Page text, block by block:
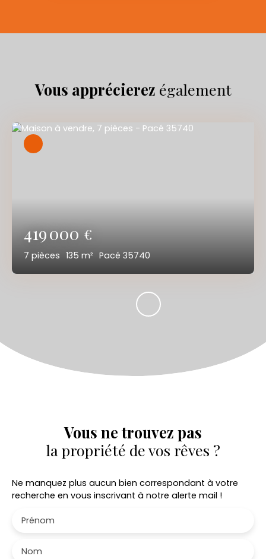
Vous apprécierez également
419 000€
7 pièces 135 m² Pacé 35740
Vous ne trouvez pas
la propriété de vos rêves ?
Ne manquez plus aucun bien correspondant à votre
recherche en vous inscrivant à notre alerte mail !
Prénom
Nom